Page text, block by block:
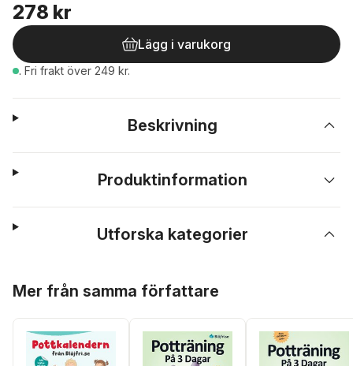
278 kr
Lägg i varukorg
. Fri frakt över 249 kr.
Beskrivning
Produktinformation
Utforska kategorier
Mer från samma författare